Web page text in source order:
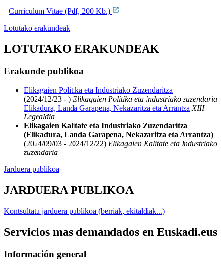
Curriculum Vitae (Pdf, 200 Kb.)
Lotutako erakundeak
LOTUTAKO ERAKUNDEAK
Erakunde publikoa
Elikagaien Politika eta Industriako Zuzendaritza
(2024/12/23 - ) Elikagaien Politika eta Industriako zuzendaria
Elikadura, Landa Garapena, Nekazaritza eta Arrantza XIII
Legealdia
Elikagaien Kalitate eta Industriako Zuzendaritza
(Elikadura, Landa Garapena, Nekazaritza eta Arrantza)
(2024/09/03 - 2024/12/22) Elikagaien Kalitate eta Industriako
zuzendaria
Jarduera publikoa
JARDUERA PUBLIKOA
Kontsultatu jarduera publikoa (berriak, ekitaldiak...)
Servicios mas demandados en Euskadi.eus
Información general